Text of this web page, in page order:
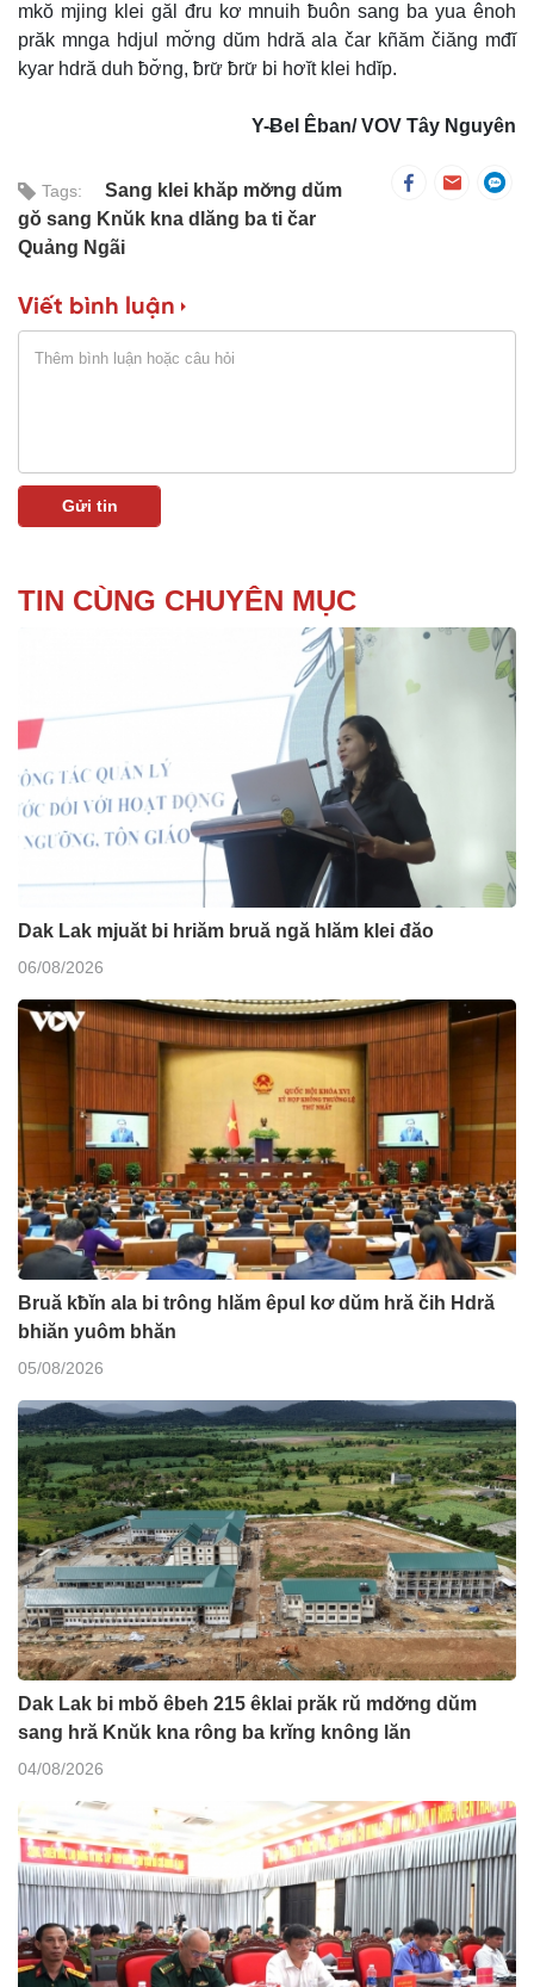
mkŏ mjing klei găl đru kơ mnuih ƀuôn sang ba yua ênoh
prăk mnga hdjul mơ̆ng dŭm hdră ala čar kñăm čiăng mđĭ
kyar hdră duh ƀơ̆ng, ƀrư̆ ƀrư̆ bi hơĭt klei hdĭp.
Y-Ƀel Êban/ VOV Tây Nguyên
Tags:
Sang klei khăp mơ̆ng dŭm
gŏ sang Knŭk kna dlăng ba ti čar
Quảng Ngãi
Viết bình luận
TIN CÙNG CHUYÊN MỤC
Dak Lak mjuăt bi hriăm bruă ngă hlăm klei đăo
06/08/2026
Bruă kƀĭn ala bi trông hlăm êpul kơ dŭm hră čih Hdră
bhiăn yuôm bhăn
05/08/2026
Dak Lak bi mbŏ êbeh 215 êklai prăk rŭ mdơ̆ng dŭm
sang hră Knŭk kna rông ba krĭng knông lăn
04/08/2026